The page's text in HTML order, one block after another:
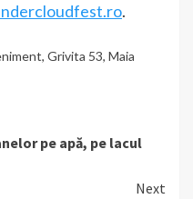
.
, Grivita 53, Maia
pe apă, pe lacul
Next